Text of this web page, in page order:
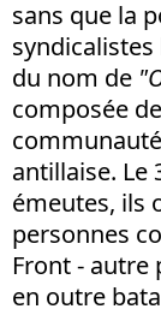
sans que la
du nom de
composée
antillaise. Le
émeutes, ils
personnes
Front - autre
en outre